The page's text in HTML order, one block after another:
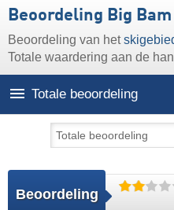
Beoordeling Big
Beoordeling van het
Totale waardering aan de
Totale beoordeling
Beoordeling